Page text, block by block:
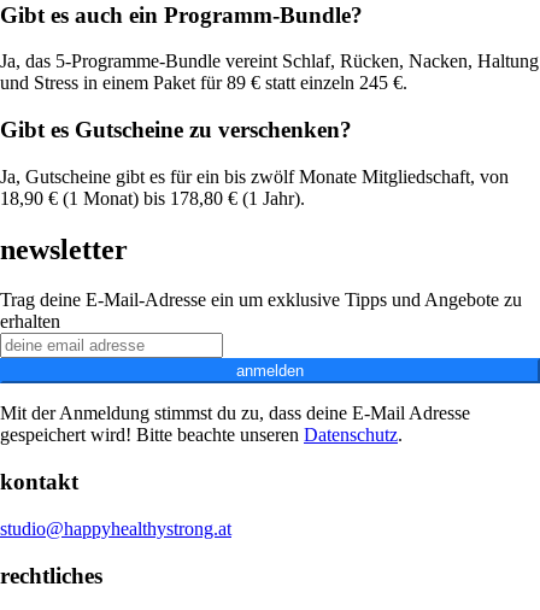
Gibt es auch ein Programm-Bundle?
Ja, das 5-Programme-Bundle vereint Schlaf, Rücken, Nacken, Haltung
und Stress in einem Paket für 89 € statt einzeln 245 €.
Gibt es Gutscheine zu verschenken?
Ja, Gutscheine gibt es für ein bis zwölf Monate Mitgliedschaft, von
18,90 € (1 Monat) bis 178,80 € (1 Jahr).
newsletter
Trag deine E-Mail-Adresse ein um exklusive Tipps und Angebote zu
erhalten
anmelden
Mit der Anmeldung stimmst du zu, dass deine E-Mail Adresse
gespeichert wird! Bitte beachte unseren Datenschutz.
kontakt
studio@happyhealthystrong.at
rechtliches